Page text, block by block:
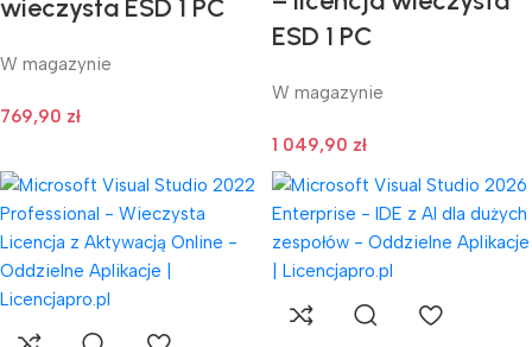
wieczysta ESD 1 PC
W magazynie
769,90 zł
ESD 1 PC
W magazynie
1 049,90 zł